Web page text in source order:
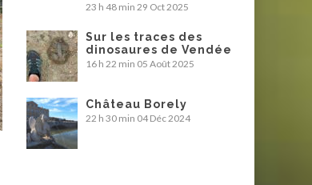
23 h 48 min 29 Oct 2025
Sur les traces des
dinosaures de Vendée
16 h 22 min 05 Août 2025
Château Borely
22 h 30 min 04 Déc 2024